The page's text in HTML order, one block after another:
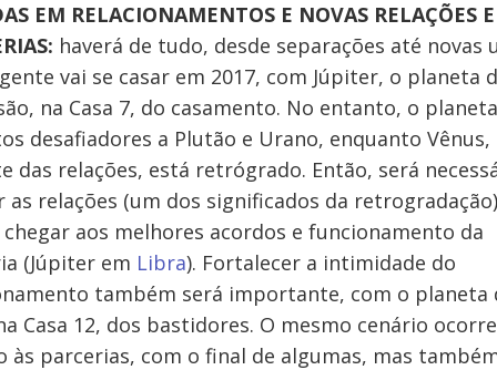
EM RELACIONAMENTOS E NOVAS RELAÇÕES E
haverá de tudo, desde separações até novas
vai se casar em 2017, com Júpiter, o planeta
na Casa 7, do casamento. No entanto, o
desafiadores a Plutão e Urano, enquanto Vênus,
das relações, está retrógrado. Então, será
as relações (um dos significados da
aos melhores acordos e funcionamento da
(Júpiter em Libra). Fortalecer a intimidade do
também será importante, com o planeta
Casa 12, dos bastidores. O mesmo cenário
às parcerias, com o final de algumas, mas